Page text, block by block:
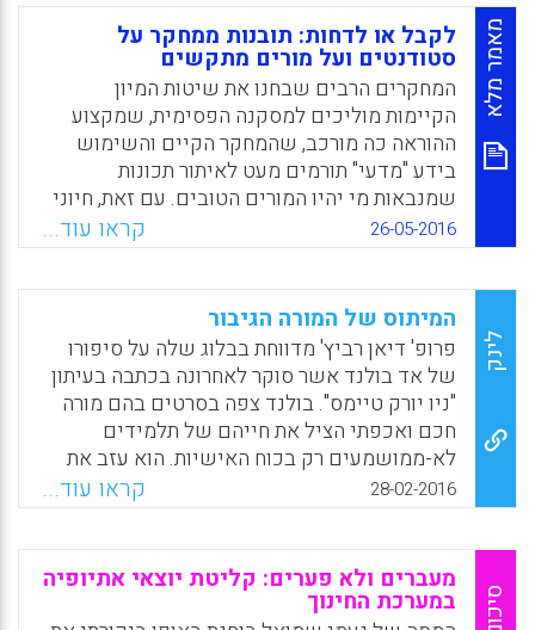
מאמר מלא לקבל או לדחות: תובנות ממחקר על
סטודנטים ועל מורים מתקשים
המחקרים הרבים שבחנו את שיטות המיון
הקיימות מוליכים למסקנה הפסימית, שמקצוע
ההוראה כה מורכב, שהמחקר הקיים והשימוש
בידע "מדעי" תורמים מעט לאיתור תכונות
שמנבאות מי יהיו המורים הטובים. עם זאת, חיוני
שהמכללות להוראה בשיתוף משרד החינוך
ימשיכו לחפש אחר שיטות מיון ודרכי הכשרה
שיצמצמו ככל האפשר את כניסתם של מורים לא
מתאימים. זאת משום שלאחר השתלבותם
במערכת החינוך קשה בהרבה לשפר את תפקודם
או לפטר אותם (אליעזר יריב).
WhatsApp
Facebook
Email
X
26-05-2016 קראו עוד...
לינק
המיתוס של המורה הגיבור
פרופ' דיאן רביץ' מדווחת בבלוג שלה על סיפורו
של אד בולנד אשר סוקר לאחרונה בכתבה בעיתון
"ניו יורק טיימס". בולנד צפה בסרטים בהם מורה
חכם ואכפתי הציל את חייהם של תלמידים
לא-ממושמעים רק בכוח האישיות. הוא עזב את
עבודתו, כדי ללמד, לא הצליח להשתלט על כיתתו,
רשם הערות, ופרש בסוף השנה כשהוא מרגיש
מובס. הוא כתב ספר אודות שנת ההוראה שלו.
רביץ' שואלת מה ניתן, אם כן, ללמוד מכך?
לדבריה, לא קל ללמד. מורים אינם יכולים "להציל
28-02-2016 קראו עוד...
סיכום
מעברים ולא פערים: קליטת יוצאי אתיופיה
במערכת החינוך